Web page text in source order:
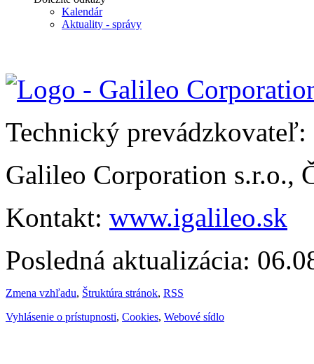
Kalendár
Aktuality - správy
Technický prevádzkovateľ:
Galileo Corporation s.r.o.,
Kontakt: www.igalileo.sk
Posledná aktualizácia:
Zmena vzhľadu, Štruktúra stránok, RSS
Vyhlásenie o prístupnosti, Cookies, Webové sídlo